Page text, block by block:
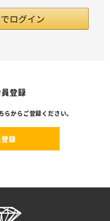
登録
からご登録ください。
録